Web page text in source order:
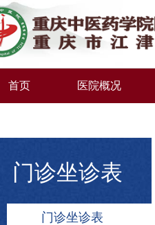
首页 医院概况
门诊坐诊表
门诊坐诊表